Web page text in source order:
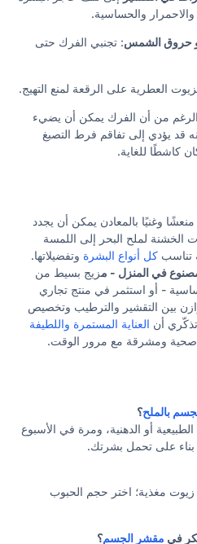
والحساسية.
حروق الشمس: تجنبي الفرك حتى
العطرية على الرقعة لمنع التهيج.
من أن الفرك يمكن أن يضيء
قد يؤدي إلى تفاقم فرط التصبغ
كان كاشطًا للغاية.
وغنيًا بالمعادن يمكن أن يجدد
الخشنة لملح البحر إلى اللمسة
تناسب كل أنواع البشرة وتفضيلاتها.
في المنزل - مزيج بسيط من
- أو استثمر في منتج تجاري
بين التقشير والترطيب وتخصيص
أن العناية المستمرة واللطيفة
ومشرقة مع مرور الوقت.
بالملح؟
الطبيعية أو الدهنية، ومرة في الأسبوع
بناء على تحمل بشرتك.
مغذية؛ اختر حجم الحبوب
في مقشر الجسم؟